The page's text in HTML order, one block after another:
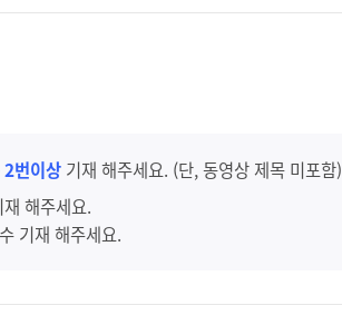
번이상 기재 해주세요. (단, 동영상 제목 미포함)
해주세요.
기재 해주세요.